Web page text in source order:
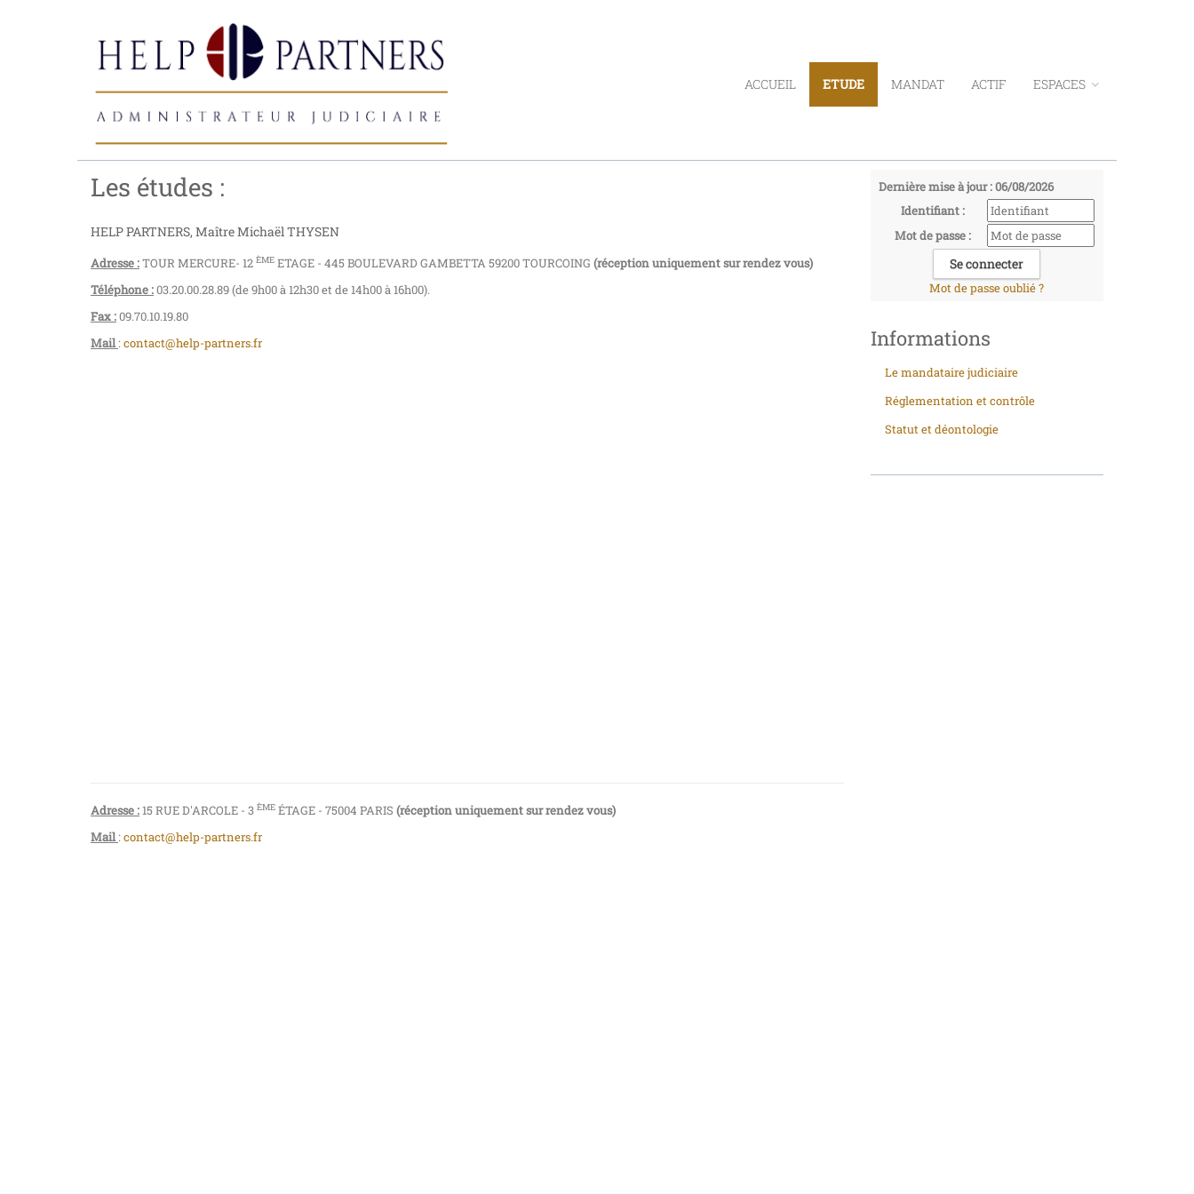
ACCUEIL ETUDE MANDAT ACTIF ESPACES
Dernière mise à jour : 06/08/2026
Identifiant :
Mot de passe :
Mot de passe oublié ?
Informations
Le mandataire judiciaire
Réglementation et contrôle
Statut et déontologie
Les études :
HELP PARTNERS, Maître Michaël THYSEN
Adresse :TOUR MERCURE- 12 ÈME ETAGE - 445 BOULEVARD GAMBETTA 59200 TOURCOING (réception uniquement sur rendez vous)
Téléphone :03.20.00.28.89 (de 9h00 à 12h30 et de 14h00 à 16h00).
Fax :09.70.10.19.80
Mail: contact@help-partners.fr
Adresse :15 RUE D'ARCOLE - 3 ÈME ÉTAGE - 75004 PARIS (réception uniquement sur rendez vous)
Mail: contact@help-partners.fr